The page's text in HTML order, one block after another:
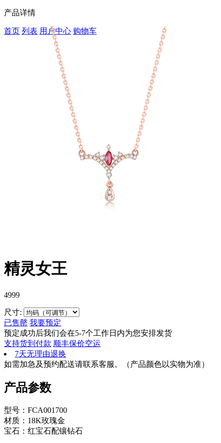
产品详情
首页 列表 用户中心 购物车
精灵女王
4999
尺寸:
已售罄 我要预定
预定成功后我们会在5-7个工作日内为您安排发货
支持货到付款 顺丰保价空运
7天无理由退换
如需加急及预约配送请联系客服。（产品颜色以实物为准）
产品参数
型号：FCA001700
材质：18K玫瑰金
宝石：红宝石配镶钻石